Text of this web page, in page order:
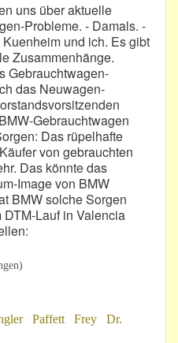
uns über aktuelle
Probleme. - Damals. -
und ich. Es gibt
Zusammenhänge.
Gebrauchtwagen-
das Neuwagen-
Gebrauchtwagen
Das rüpelhafte
von gebrauchten
Das könnte das
Image von BMW
BMW solche Sorgen
DTM-Lauf in Valencia
Paffett Frey
Dr.